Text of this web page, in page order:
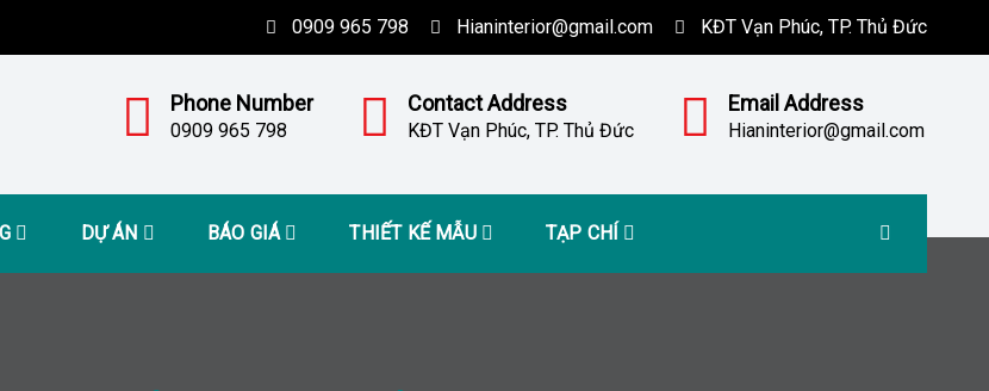
0909 965 798 Hianinterior@gmail.com KĐT Vạn Phúc, TP. Thủ Đức
Phone Number
0909 965 798
Contact Address
KĐT Vạn Phúc, TP. Thủ Đức
Email Address
Hianinterior@gmail.com
DỰ ÁN BÁO GIÁ THIẾT KẾ MẪU TẠP CHÍ